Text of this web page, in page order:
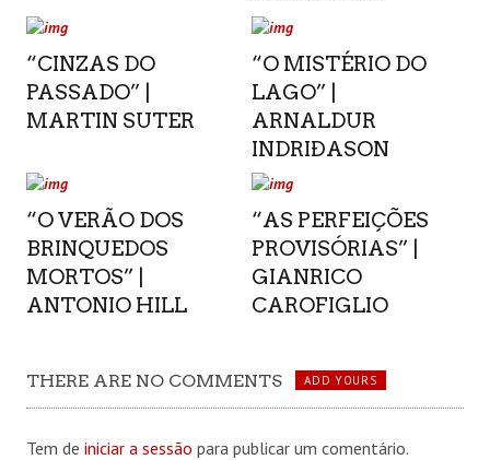
“CINZAS DO
PASSADO” |
MARTIN SUTER
“O MISTÉRIO DO
LAGO” |
ARNALDUR
INDRIÐASON
“O VERÃO DOS
BRINQUEDOS
MORTOS” |
ANTONIO HILL
“AS PERFEIÇÕES
PROVISÓRIAS” |
GIANRICO
CAROFIGLIO
THERE ARE NO COMMENTS ADD YOURS
Tem de iniciar a sessão para publicar um comentário.